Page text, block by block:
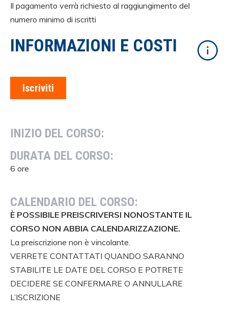
Il pagamento verrà richiesto al raggiungimento del
numero minimo di iscritti
INFORMAZIONI E COSTI
Iscriviti
INIZIO DEL CORSO:
DURATA DEL CORSO:
6 ore
CALENDARIO DEL CORSO:
È POSSIBILE PREISCRIVERSI NONOSTANTE IL
CORSO NON ABBIA CALENDARIZZAZIONE.
La preiscrizione non è vincolante.
VERRETE CONTATTATI QUANDO SARANNO
STABILITE LE DATE DEL CORSO E POTRETE
DECIDERE SE CONFERMARE O ANNULLARE
L’ISCRIZIONE